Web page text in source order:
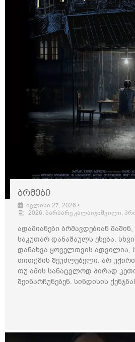
ბრმები
ივლისი 27, 2026 •
2026, ბარბარე კალაიჯიშვილი,
ადამიანები ბრმავდებიან
საკუთარ დანაშაულს ეხება.
დანახვა ყოველთვის ადვილია,
თითქმის შეუძლებელი. არ
თუ ამის სანაცვლოდ პირად
შეინარჩუნებენ. სინდისის